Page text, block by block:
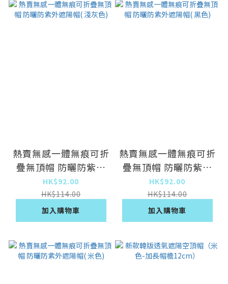
熱賣無感一體無痕可折
疊無頂帽 防曬防紫外
遮陽帽( 淺灰色)
HK$92.00
HK$114.00
加入購物車
熱賣無感一體無痕可折
疊無頂帽 防曬防紫外
遮陽帽( 黑色)
HK$92.00
HK$114.00
加入購物車